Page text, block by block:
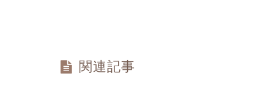
関連記事